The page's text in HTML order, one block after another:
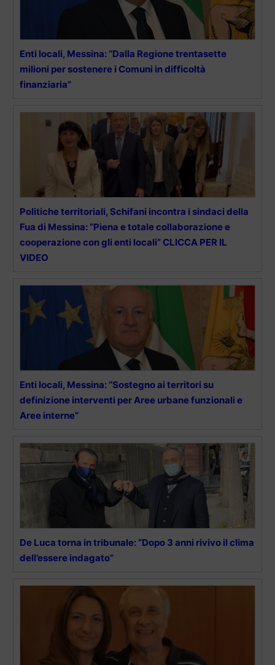
Enti locali, Messina: “Dalla Regione trentasette
milioni per sostenere i Comuni in difficoltà
finanziaria”
Politiche territoriali, Schifani incontra i sindaci della
Fua di Messina: “Piena e totale collaborazione e
cooperazione con gli enti locali” CLICCA PER IL
VIDEO
Enti locali, Messina: “Sostegno ai territori su
definizione interventi per Aree urbane funzionali e
Aree interne”
De Luca torna in tribunale: “Dopo 3 anni rivivo il clima
dell’essere indagato”